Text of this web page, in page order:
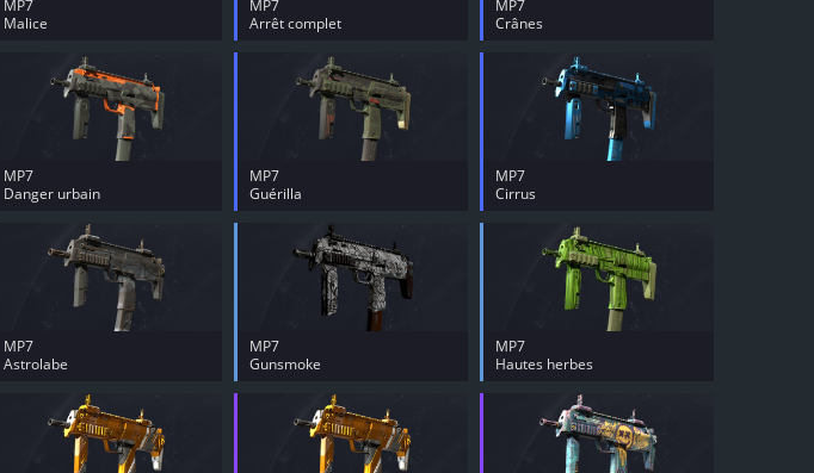
MP7
Malice
MP7
Arrêt complet
MP7
Crânes
MP7
Danger urbain
MP7
Guérilla
MP7
Cirrus
MP7
Astrolabe
MP7
Gunsmoke
MP7
Hautes herbes